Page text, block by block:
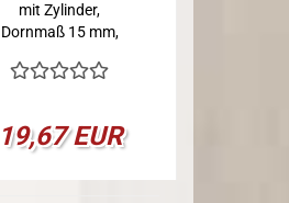
mit Zylinder,
Dornmaß 15 mm,
19,67 EUR